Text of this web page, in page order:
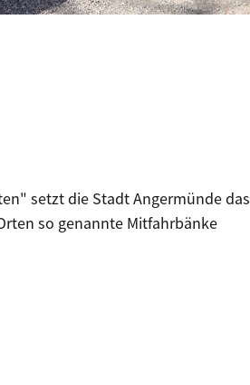
setzt die Stadt Angermünde das
so genannte Mitfahrbänke